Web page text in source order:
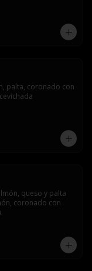
palta, coronado con
queso y palta
coronado con